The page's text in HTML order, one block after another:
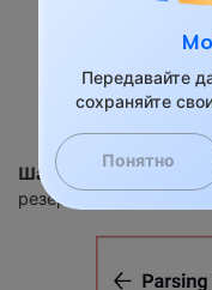
Шаг 4:
Mutsapper
резервного
Передавайте
сохраняйте
Понятно